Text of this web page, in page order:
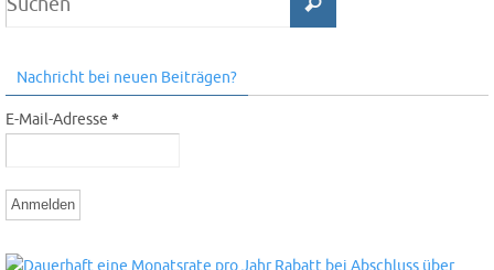
Nachricht bei neuen Beiträgen?
E-Mail-Adresse *